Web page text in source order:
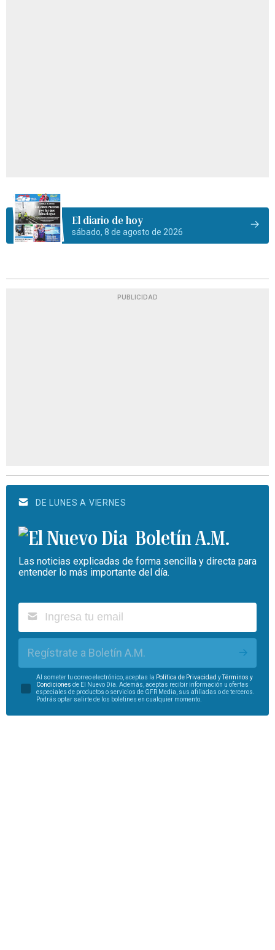
El diario de hoy
sábado, 8 de agosto de 2026
PUBLICIDAD
DE LUNES A VIERNES
Boletín A.M.
Las noticias explicadas de forma sencilla y directa para
entender lo más importante del día.
Regístrate a Boletín A.M.
Al someter tu correo electrónico, aceptas la Política de Privacidad yTérminos y
Condiciones de El Nuevo Día. Además, aceptas recibir información u ofertas
especiales de productos o servicios de GFR Media, sus afiliadas o de terceros.
Podrás optar salirte de los boletines en cualquier momento.